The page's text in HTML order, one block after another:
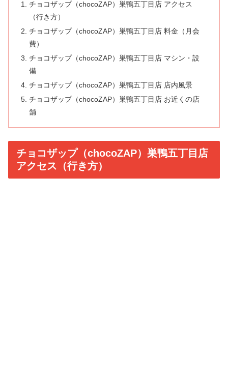
チョコザップ（chocoZAP）巣鴨五丁目店 アクセス
（行き方）
チョコザップ（chocoZAP）巣鴨五丁目店 料金（月会
費）
チョコザップ（chocoZAP）巣鴨五丁目店 マシン・設
備
チョコザップ（chocoZAP）巣鴨五丁目店 店内風景
チョコザップ（chocoZAP）巣鴨五丁目店 お近くの店
舗
チョコザップ（chocoZAP）巣鴨五丁目店
アクセス（行き方）